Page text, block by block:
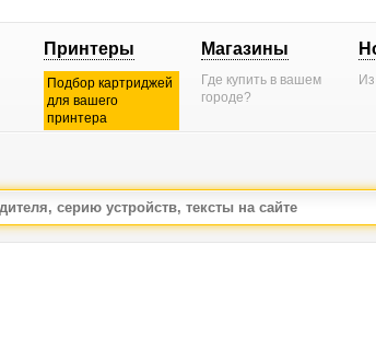
Принтеры
Подбор картриджей
для вашего
принтера
Магазины
Где купить в вашем
городе?